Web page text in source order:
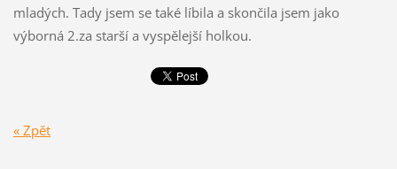
mladých. Tady jsem se také líbila a skončila jsem jako
výborná 2.za starší a vyspělejší holkou.
« Zpět